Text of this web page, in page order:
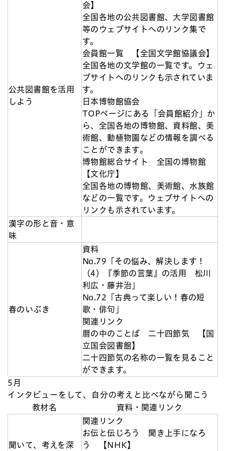
公共図書館を活用
しよう
会】
全国各地の公共図書館、大学図書館
等のウェブサイトへのリンク集で
す。
会員館一覧 【全国文学館協議会】
全国各地の文学館の一覧です。ウェ
ブサイトへのリンクも示されていま
す。
日本博物館協会
TOPページにある「会員館紹介」か
ら、全国各地の博物館、資料館、美
術館、動植物園などの情報を調べる
ことができます。
博物館総合サイト 全国の博物館
【文化庁】
全国各地の博物館、美術館、水族館
などの一覧です。ウェブサイトへの
リンクも示されています。
漢字の形と音・意
味
春のいぶき
資料
No.79「その悩み、解決します！
（4）『季節の言葉』の活用 松川
利広・藤井治」
No.72「古典って楽しい！春の短
歌・俳句」
関連リンク
暦の中のことば 二十四節気 【国
立国会図書館】
二十四節気の名称の一覧を見ること
ができます。
5月
インタビューをして、自分の考えと比べながら聞こう
教材名
資料・関連リンク
聞いて、考えを深
関連リンク
お伝と伝じろう 聞き上手になろ
う 【NHK】